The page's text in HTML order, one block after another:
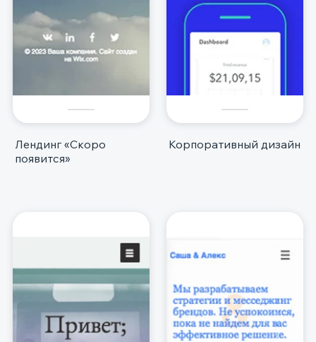
Лендинг «Скоро
появится»
Корпоративный дизайн